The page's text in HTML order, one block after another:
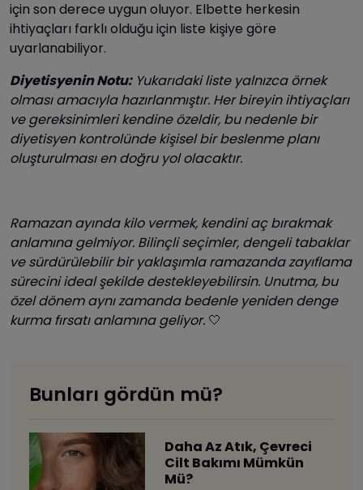
için son derece uygun oluyor. Elbette herkesin
ihtiyaçları farklı olduğu için liste kişiye göre
uyarlanabiliyor.
Diyetisyenin Notu:Yukarıdaki liste yalnızca örnek
olması amacıyla hazırlanmıştır. Her bireyin ihtiyaçları
ve gereksinimleri kendine özeldir, bu nedenle bir
diyetisyen kontrolünde kişisel bir beslenme planı
oluşturulması en doğru yol olacaktır.
Ramazan ayında kilo vermek, kendini aç bırakmak
anlamına gelmiyor. Bilinçli seçimler, dengeli tabaklar
ve sürdürülebilir bir yaklaşımla ramazanda zayıflama
sürecini ideal şekilde destekleyebilirsin. Unutma, bu
özel dönem aynı zamanda bedenle yeniden denge
kurma fırsatı anlamına geliyor. 🤍
Bunları gördün mü?
Daha Az Atık, Çevreci
Cilt Bakımı Mümkün
Mü?